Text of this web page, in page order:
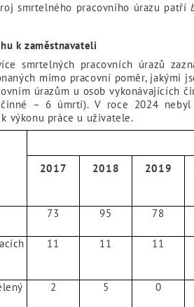
smrtelného pracovního úrazu patří
k zaměstnavateli
smrtelných pracovních úrazů
mimo pracovní poměr, jakými
úrazům u osob vykonávajících
– 6 úmrtí). V roce 2024
výkonu práce u uživatele.
2017
2018 2019
73 95 78
11 11 11
2 5 0